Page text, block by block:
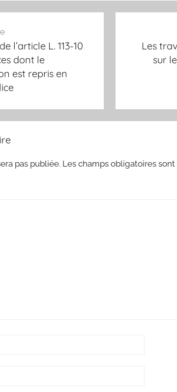
l’article L. 113-10
dont le
est repris en
Les
sur
pas publiée. Les champs obligatoires